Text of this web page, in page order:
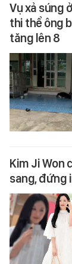
Vụ xả súng
thi thể ông
tăng lên 8
Kim Ji Won
sang, đứng